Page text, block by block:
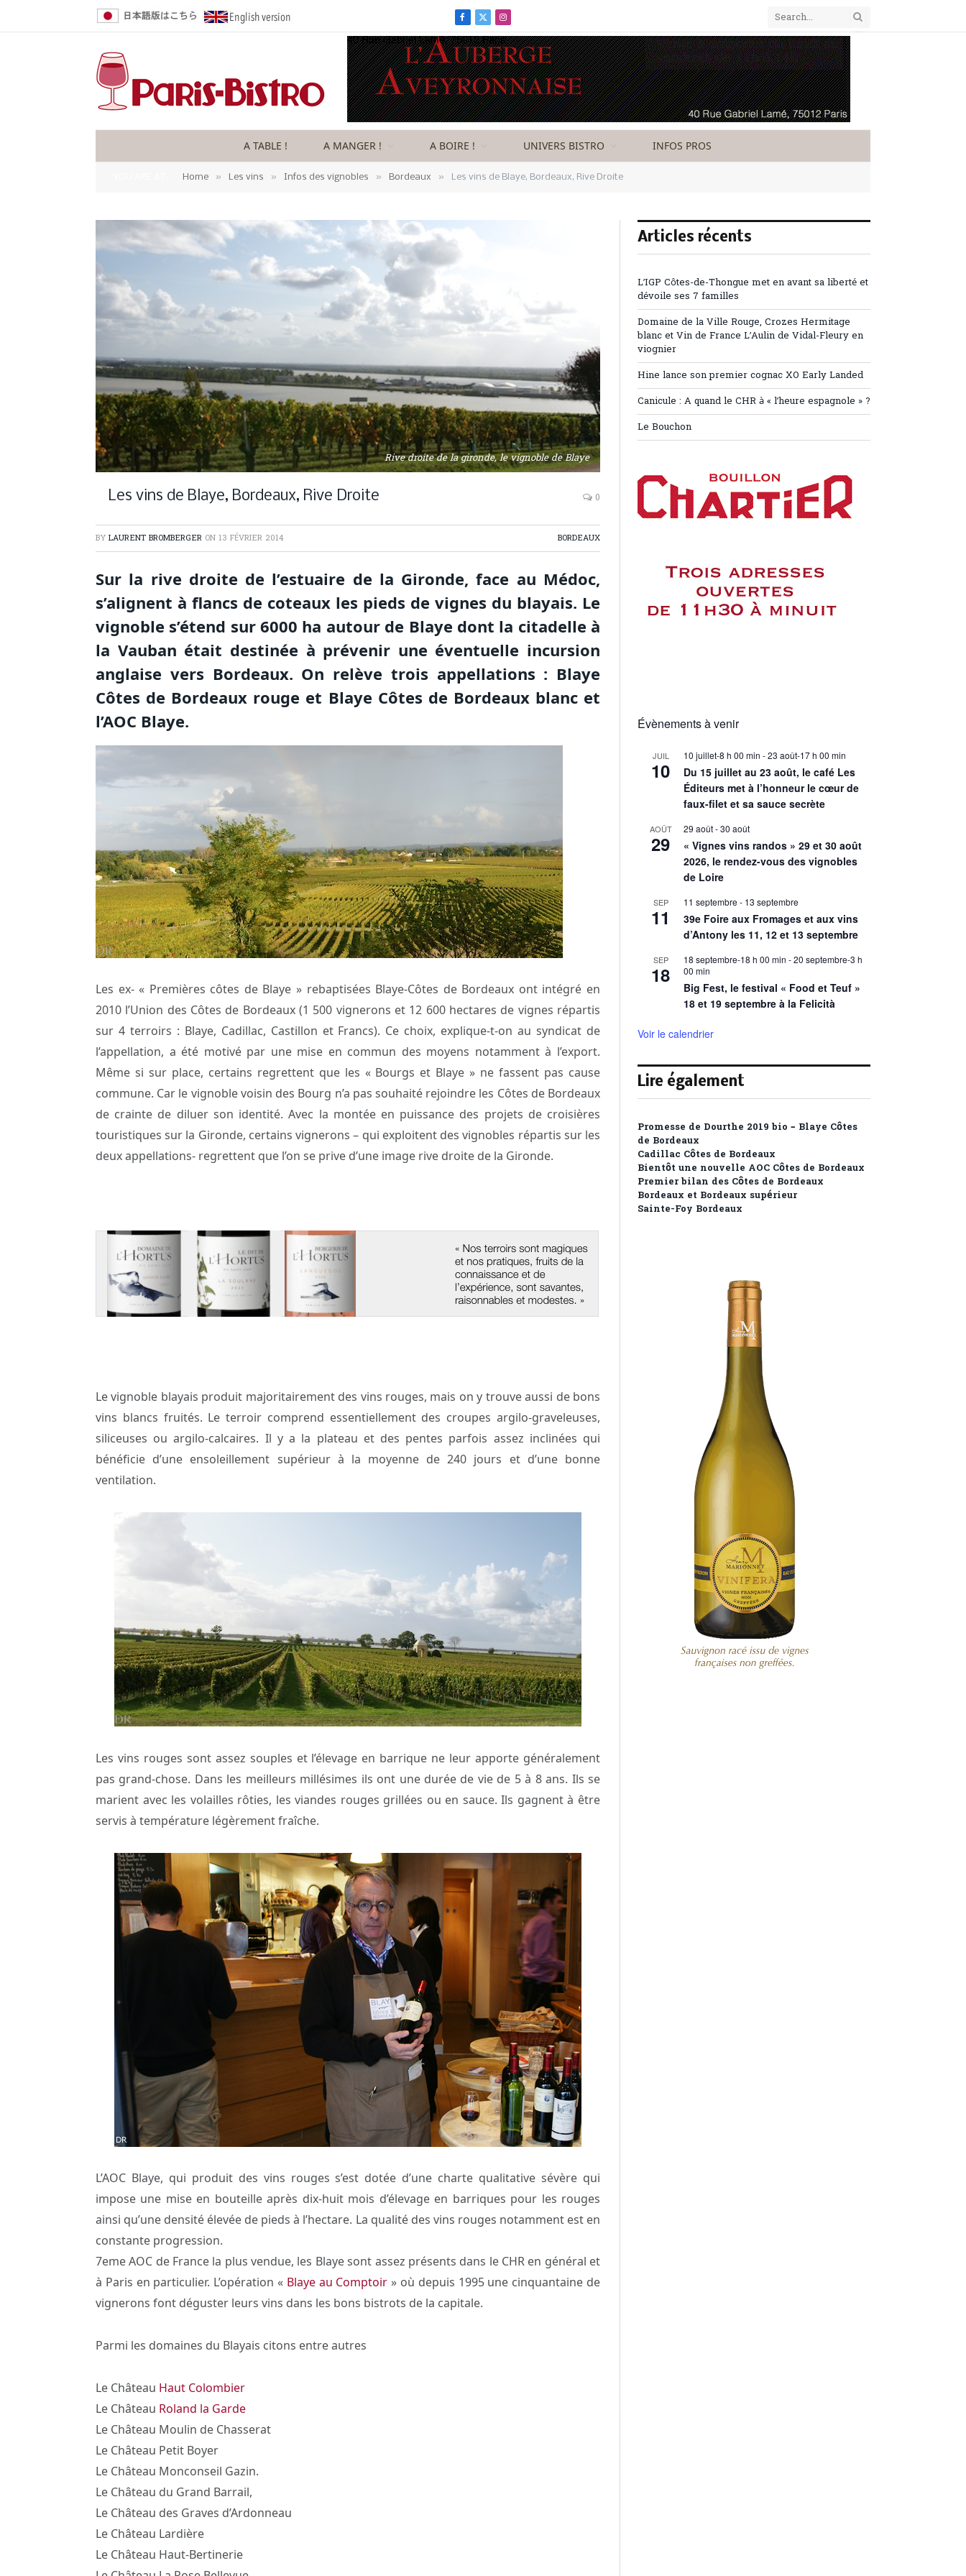
Facebook
X
(Twitter)
Instagram
A TABLE ! A MANGER ! A BOIRE ! UNIVERS BISTRO INFOS PROS
Home » Les vins » Infos des vignobles » Bordeaux » Les vins de Blaye, Bordeaux, Rive Droite
Rive droite de la gironde, le vignoble de Blaye
Les vins de Blaye, Bordeaux, Rive Droite 0
BY LAURENT BROMBERGER ON 13 FÉVRIER 2014 BORDEAUX
Sur la rive droite de l’estuaire de la Gironde, face au Médoc,
s’alignent à flancs de coteaux les pieds de vignes du blayais. Le
vignoble s’étend sur 6000 ha autour de Blaye dont la citadelle à
la Vauban était destinée à prévenir une éventuelle incursion
anglaise vers Bordeaux. On relève trois appellations : Blaye
Côtes de Bordeaux rouge et Blaye Côtes de Bordeaux blanc et
l’AOC Blaye.
Les ex- « Premières côtes de Blaye » rebaptisées Blaye-Côtes de Bordeaux ont intégré en
2010 l’Union des Côtes de Bordeaux (1 500 vignerons et 12 600 hectares de vignes répartis
sur 4 terroirs : Blaye, Cadillac, Castillon et Francs). Ce choix, explique-t-on au syndicat de
l’appellation, a été motivé par une mise en commun des moyens notamment à l’export.
Même si sur place, certains regrettent que les « Bourgs et Blaye » ne fassent pas cause
commune. Car le vignoble voisin des Bourg n’a pas souhaité rejoindre les Côtes de Bordeaux
de crainte de diluer son identité. Avec la montée en puissance des projets de croisières
touristiques sur la Gironde, certains vignerons – qui exploitent des vignobles répartis sur les
deux appellations- regrettent que l’on se prive d’une image rive droite de la Gironde.
Le vignoble blayais produit majoritairement des vins rouges, mais on y trouve aussi de bons
vins blancs fruités. Le terroir comprend essentiellement des croupes argilo-graveleuses,
siliceuses ou argilo-calcaires. Il y a la plateau et des pentes parfois assez inclinées qui
bénéficie d’une ensoleillement supérieur à la moyenne de 240 jours et d’une bonne
ventilation.
Les vins rouges sont assez souples et l’élevage en barrique ne leur apporte généralement
pas grand-chose. Dans les meilleurs millésimes ils ont une durée de vie de 5 à 8 ans. Ils se
marient avec les volailles rôties, les viandes rouges grillées ou en sauce. Ils gagnent à être
servis à température légèrement fraîche.
L’AOC Blaye, qui produit des vins rouges s’est dotée d’une charte qualitative sévère qui
impose une mise en bouteille après dix-huit mois d’élevage en barriques pour les rouges
ainsi qu’une densité élevée de pieds à l’hectare. La qualité des vins rouges notamment est en
constante progression.
7eme AOC de France la plus vendue, les Blaye sont assez présents dans le CHR en général et
à Paris en particulier. L’opération « Blaye au Comptoir » où depuis 1995 une cinquantaine de
vignerons font déguster leurs vins dans les bons bistrots de la capitale.
Parmi les domaines du Blayais citons entre autres
Le Château Haut Colombier
Le Château Roland la Garde
Le Château Moulin de Chasserat
Le Château Petit Boyer
Le Château Monconseil Gazin.
Le Château du Grand Barrail,
Le Château des Graves d’Ardonneau
Le Château Lardière
Le Château Haut-Bertinerie
Articles récents
L’IGP Côtes-de-Thongue met en avant sa liberté et
dévoile ses 7 familles
Domaine de la Ville Rouge, Crozes Hermitage
blanc et Vin de France L’Aulin de Vidal-Fleury en
viognier
Hine lance son premier cognac XO Early Landed
Canicule : A quand le CHR à « l’heure espagnole » ?
Le Bouchon
Évènements à venir
JUIL
10
10 juillet-8 h 00 min -23 août-17 h 00 min
Du 15 juillet au 23 août, le café Les
Éditeurs met à l’honneur le cœur de
faux-filet et sa sauce secrète
AOÛT
29
29 août-30 août
« Vignes vins randos » 29 et 30 août
2026, le rendez-vous des vignobles
de Loire
SEP
11
11 septembre - 13 septembre
39e Foire aux Fromages et aux vins
d’Antony les 11, 12 et 13 septembre
SEP
18
18 septembre-18 h 00 min -20 septembre-3 h
00 min
Big Fest, le festival « Food et Teuf »
18 et 19 septembre à la Felicità
Voir le calendrier
Lire également
Promesse de Dourthe 2019 bio – Blaye Côtes
de Bordeaux
Cadillac Côtes de Bordeaux
Bientôt une nouvelle AOC Côtes de Bordeaux
Premier bilan des Côtes de Bordeaux
Bordeaux et Bordeaux supérieur
Sainte-Foy Bordeaux